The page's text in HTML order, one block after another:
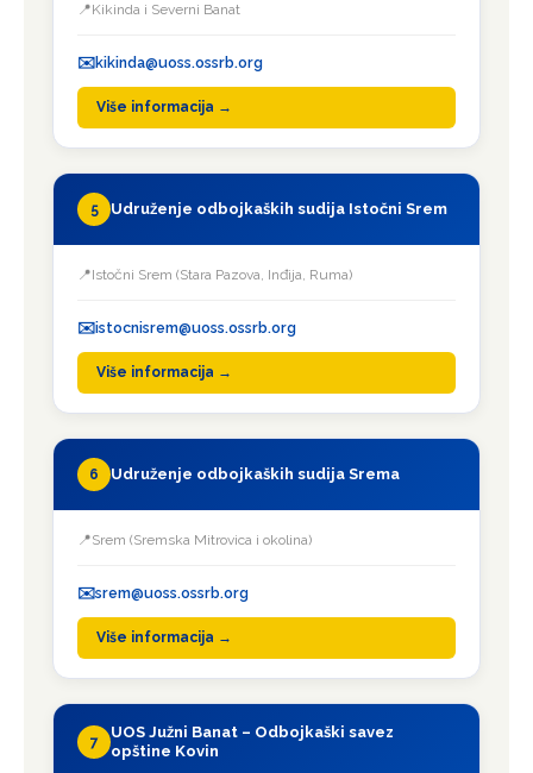
Kikinda i Severni Banat
kikinda@uoss.ossrb.org
Više informacija →
5 Udruženje odbojkaških sudija Istočni Srem
Istočni Srem (Stara Pazova, Inđija, Ruma)
istocnisrem@uoss.ossrb.org
Više informacija →
6 Udruženje odbojkaških sudija Srema
Srem (Sremska Mitrovica i okolina)
srem@uoss.ossrb.org
Više informacija →
7
UOS Južni Banat – Odbojkaški savez
opštine Kovin